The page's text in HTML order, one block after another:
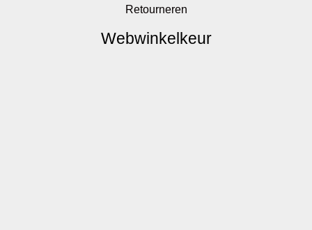
Retourneren
Webwinkelkeur